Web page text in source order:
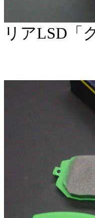
リアLSD「